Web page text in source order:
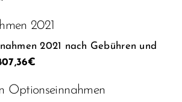
2021
2021 nach Gebühren und
Optionseinnahmen